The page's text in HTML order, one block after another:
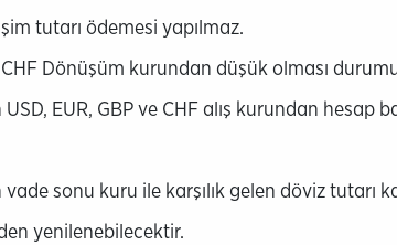
tutarı ödemesi yapılmaz.
Dönüşüm kurundan düşük olması
EUR, GBP ve CHF alış kurundan hesap
sonu kuru ile karşılık gelen döviz tutarı
yenilenebilecektir.